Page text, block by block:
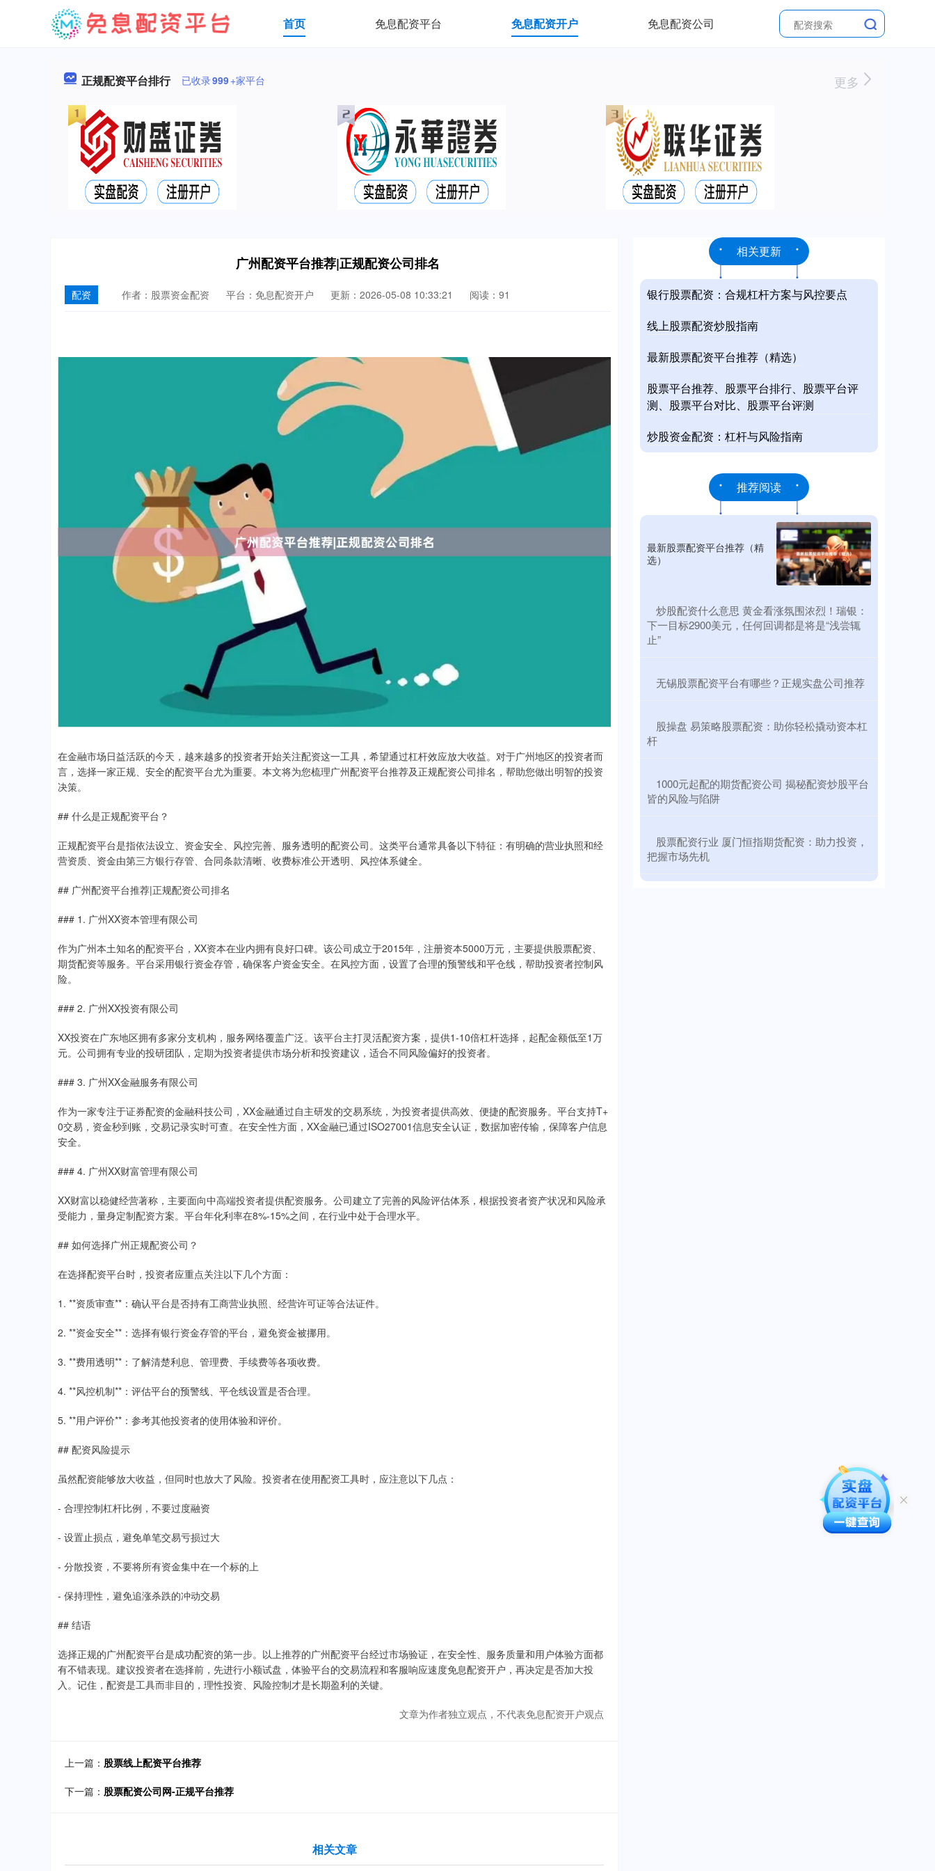
首页 免息配资平台 免息配资开户 免息配资公司
正规配资平台排行 已收录999+家平台 更多
广州配资平台推荐|正规配资公司排名
配资 作者：股票资金配资 平台：免息配资开户 更新：2026-05-08 10:33:21 阅读：91
在金融市场日益活跃的今天，越来越多的投资者开始关注配资这一工具，希望通过杠杆效应放大收益。对于广州地区的投资者而
言，选择一家正规、安全的配资平台尤为重要。本文将为您梳理广州配资平台推荐及正规配资公司排名，帮助您做出明智的投资
决策。
## 什么是正规配资平台？
正规配资平台是指依法设立、资金安全、风控完善、服务透明的配资公司。这类平台通常具备以下特征：有明确的营业执照和经
营资质、资金由第三方银行存管、合同条款清晰、收费标准公开透明、风控体系健全。
## 广州配资平台推荐|正规配资公司排名
### 1. 广州XX资本管理有限公司
作为广州本土知名的配资平台，XX资本在业内拥有良好口碑。该公司成立于2015年，注册资本5000万元，主要提供股票配资、
期货配资等服务。平台采用银行资金存管，确保客户资金安全。在风控方面，设置了合理的预警线和平仓线，帮助投资者控制风
险。
### 2. 广州XX投资有限公司
XX投资在广东地区拥有多家分支机构，服务网络覆盖广泛。该平台主打灵活配资方案，提供1-10倍杠杆选择，起配金额低至1万
元。公司拥有专业的投研团队，定期为投资者提供市场分析和投资建议，适合不同风险偏好的投资者。
### 3. 广州XX金融服务有限公司
作为一家专注于证券配资的金融科技公司，XX金融通过自主研发的交易系统，为投资者提供高效、便捷的配资服务。平台支持T+
0交易，资金秒到账，交易记录实时可查。在安全性方面，XX金融已通过ISO27001信息安全认证，数据加密传输，保障客户信息
安全。
### 4. 广州XX财富管理有限公司
XX财富以稳健经营著称，主要面向中高端投资者提供配资服务。公司建立了完善的风险评估体系，根据投资者资产状况和风险承
受能力，量身定制配资方案。平台年化利率在8%-15%之间，在行业中处于合理水平。
## 如何选择广州正规配资公司？
在选择配资平台时，投资者应重点关注以下几个方面：
1. **资质审查**：确认平台是否持有工商营业执照、经营许可证等合法证件。
2. **资金安全**：选择有银行资金存管的平台，避免资金被挪用。
3. **费用透明**：了解清楚利息、管理费、手续费等各项收费。
4. **风控机制**：评估平台的预警线、平仓线设置是否合理。
5. **用户评价**：参考其他投资者的使用体验和评价。
## 配资风险提示
虽然配资能够放大收益，但同时也放大了风险。投资者在使用配资工具时，应注意以下几点：
- 合理控制杠杆比例，不要过度融资
- 设置止损点，避免单笔交易亏损过大
- 分散投资，不要将所有资金集中在一个标的上
- 保持理性，避免追涨杀跌的冲动交易
## 结语
选择正规的广州配资平台是成功配资的第一步。以上推荐的广州配资平台经过市场验证，在安全性、服务质量和用户体验方面都
有不错表现。建议投资者在选择前，先进行小额试盘，体验平台的交易流程和客服响应速度免息配资开户，再决定是否加大投
入。记住，配资是工具而非目的，理性投资、风险控制才是长期盈利的关键。
文章为作者独立观点，不代表免息配资开户观点
上一篇： 股票线上配资平台推荐
下一篇： 股票配资公司网-正规平台推荐
相关文章
相关更新
银行股票配资：合规杠杆方案与风控要点
线上股票配资炒股指南
最新股票配资平台推荐（精选）
股票平台推荐、股票平台排行、股票平台评
测、股票平台对比、股票平台评测
炒股资金配资：杠杆与风险指南
推荐阅读
最新股票配资平台推荐（精
选）
​炒股配资什么意思 黄金看涨氛围浓烈！瑞银：
下一目标2900美元，任何回调都是将是“浅尝辄
止”
​无锡股票配资平台有哪些？正规实盘公司推荐
​股操盘 易策略股票配资：助你轻松撬动资本杠
杆
​1000元起配的期货配资公司 揭秘配资炒股平台
皆的风险与陷阱
​股票配资行业 厦门恒指期货配资：助力投资，
把握市场先机